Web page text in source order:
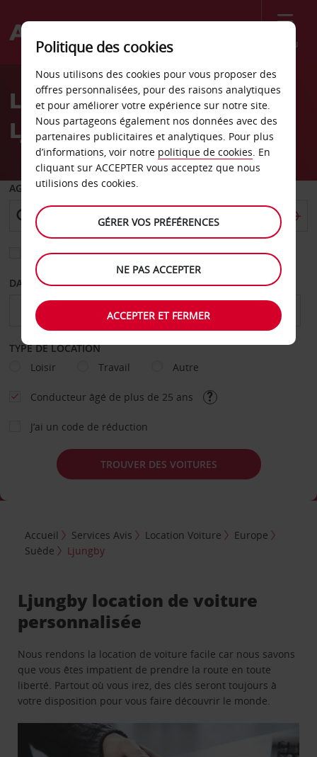
Menu
Welcome
AvisLocation de voiture
Ljungby
AGENCE DE DÉPART
Sélectionnez une autre agence de retour
DATE DE DÉPART DATE DE RETOUR
TYPE DE LOCATION
Loisir
Travail Autre
Conducteur âgé de plus de 25 ans
J’ai un code de réduction
TROUVER DES VOITURES
Accueil Services Avis Location Voiture
Europe
Suède
Ljungby
Ljungby location de voiture
personnalisée
Nous rendons la location de voiture facile car nous savons
que vous êtes impatient de prendre la route en toute
liberté. Partout où vous irez, des clés seront toujours à
votre disposition pour vous faire découvrir le monde.
Politique des cookies
Nous utilisons des cookies pour vous proposer des
offres personnalisées, pour des raisons analytiques
et pour améliorer votre expérience sur notre site.
Nous partageons également nos données avec des
partenaires publicitaires et analytiques. Pour plus
d’informations, voir notre politique de cookies. En
cliquant sur ACCEPTER vous acceptez que nous
utilisions des cookies.
GÉRER VOS PRÉFÉRENCES
NE PAS ACCEPTER
ACCEPTER ET FERMER